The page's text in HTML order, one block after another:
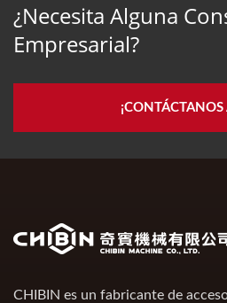
¿Necesita Alguna
Empresarial?
CHIBIN es un fabricante de